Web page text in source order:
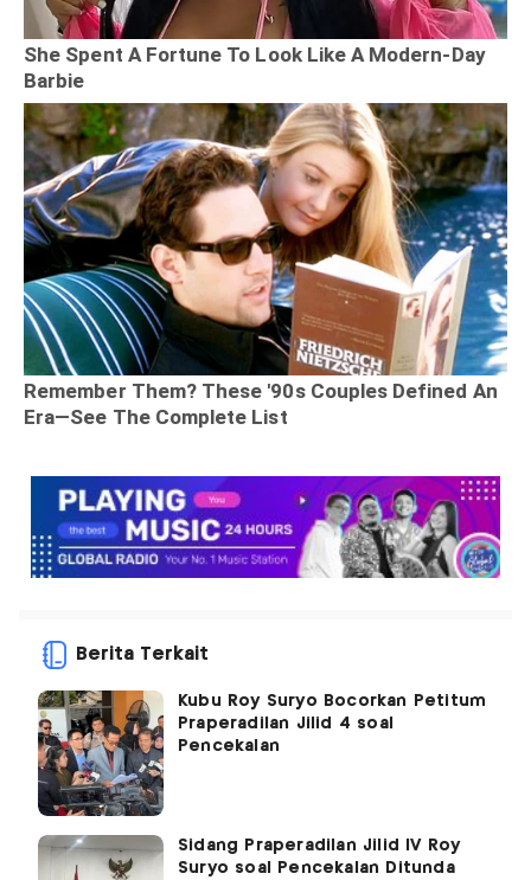
Berita Terkait
Kubu Roy Suryo Bocorkan Petitum
Praperadilan Jilid 4 soal
Pencekalan
Sidang Praperadilan Jilid IV Roy
Suryo soal Pencekalan Ditunda